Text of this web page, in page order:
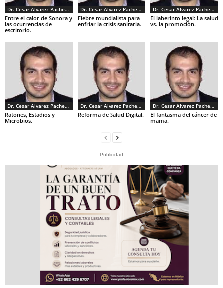
Dr. Cesar Alvarez Pacheco
Entre el calor de Sonora y
las ocurrencias de
escritorio.
Dr. Cesar Alvarez Pacheco
Fiebre mundialista para
enfriar la crisis sanitaria.
Dr. Cesar Alvarez Pacheco
El laberinto legal: La salud
vs. la promoción.
Dr. Cesar Alvarez Pacheco
Ratones, Estadios y
Microbios.
Dr. Cesar Alvarez Pacheco
Reforma de Salud Digital.
Dr. Cesar Alvarez Pacheco
El fantasma del cáncer de
mama.
- Publicidad -